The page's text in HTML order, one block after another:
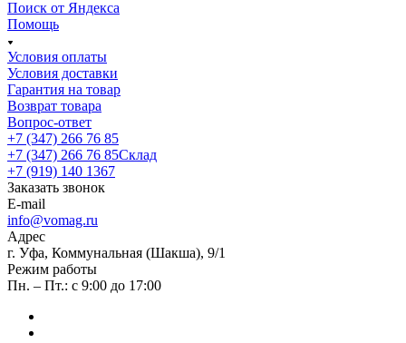
Поиск от Яндекса
Помощь
Условия оплаты
Условия доставки
Гарантия на товар
Возврат товара
Вопрос-ответ
+7 (347) 266 76 85
+7 (347) 266 76 85Склад
+7 (919) 140 1367
Заказать звонок
E-mail
info@vomag.ru
Адрес
г. Уфа, Коммунальная (Шакша), 9/1
Режим работы
Пн. – Пт.: с 9:00 до 17:00